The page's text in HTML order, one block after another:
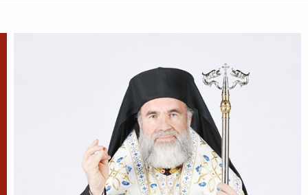
Sfântul Ierarh Emilian,
mărturisitorul lui Hristos, a trăit
pe vremea împărăției lui Leon Armeanul,
luptătorul împotriva icoanelor, și fiind el episcop
al Cizicului, de...